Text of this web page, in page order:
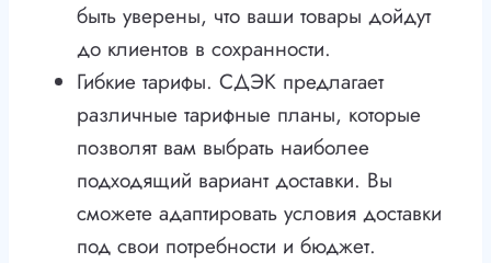
быть уверены, что ваши товары дойдут
до клиентов в сохранности.
Гибкие тарифы. СДЭК предлагает
различные тарифные планы, которые
позволят вам выбрать наиболее
подходящий вариант доставки. Вы
сможете адаптировать условия доставки
под свои потребности и бюджет.